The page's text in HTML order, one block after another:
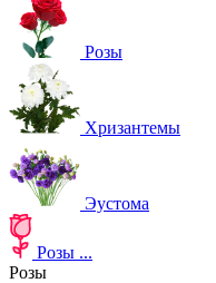
Розы
Хризантемы
Эустома
Розы ...
Розы